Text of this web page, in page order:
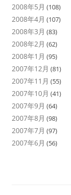
2008年5月 (108)
2008年4月 (107)
2008年3月 (83)
2008年2月 (62)
2008年1月 (95)
2007年12月 (81)
2007年11月 (55)
2007年10月 (41)
2007年9月 (64)
2007年8月 (98)
2007年7月 (97)
2007年6月 (56)